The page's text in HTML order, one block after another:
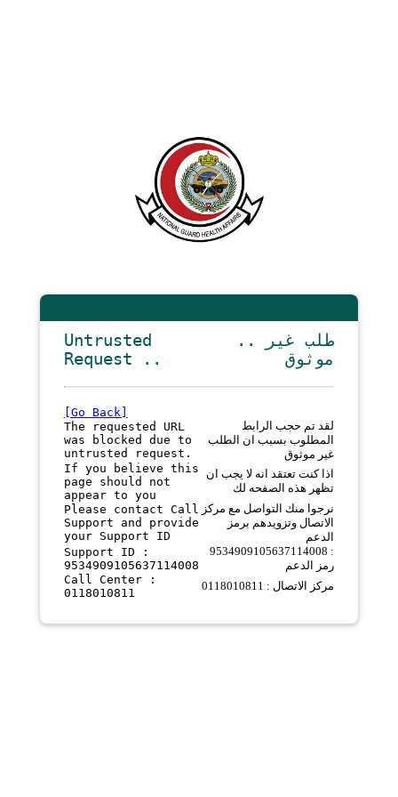
Untrusted
Request ..
.. طلب غير
موثوق
[Go Back]
The requested URL
was blocked due to
untrusted request.
لقد تم حجب الرابط
المطلوب بسبب ان الطلب
غير موثوق
If you believe this
page should not
appear to you
اذا كنت تعتقد انه لا يجب ان
تظهر هذه الصفحه لك
Please contact Call
Support and provide
your Support ID
نرجوا منك التواصل مع مركز
الاتصال وتزويدهم برمز
الدعم
Support ID :
9534909105637114008
9534909105637114008 :
رمز الدعم
Call Center :
0118010811
مركز الاتصال : 0118010811